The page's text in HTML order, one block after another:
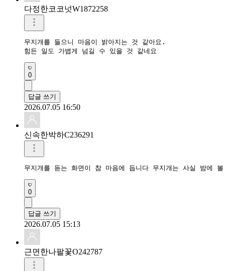
다정한코코넛W1872258
무지개를 들으니 마음이 밝아지는 것 같아요.
힘든 일도 가볍게 넘길 수 있을 것 같네요
0
답글 쓰기
2026.07.05 16:50
신속한박하C236291
무지개를 듣는 화면이 참 마음에 듭니다 무지개는 사실 밤에
0
답글 쓰기
2026.07.05 15:13
근면한나팔꽃O242787